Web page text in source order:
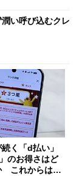
い呼び込むクレ
く「d払い」
のお得さはど
これからは